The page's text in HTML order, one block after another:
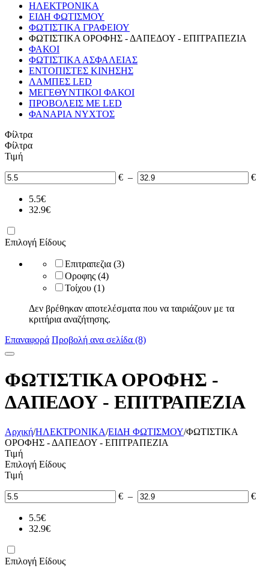
ΗΛΕΚΤΡΟΝΙΚΑ
ΕΙΔΗ ΦΩΤΙΣΜΟΥ
ΦΩΤΙΣΤΙΚΑ ΓΡΑΦΕΙΟΥ
ΦΩΤΙΣΤΙΚΑ ΟΡΟΦΗΣ - ΔΑΠΕΔΟΥ - ΕΠΙΤΡΑΠΕΖΙΑ
ΦΑΚΟΙ
ΦΩΤΙΣΤΙΚΑ ΑΣΦΑΛΕΙΑΣ
ΕΝΤΟΠΙΣΤΕΣ ΚΙΝΗΣΗΣ
ΛΑΜΠΕΣ LED
ΜΕΓΕΘΥΝΤΙΚΟΙ ΦΑΚΟΙ
ΠΡΟΒΟΛΕΙΣ ΜΕ LED
ΦΑΝΑΡΙΑ ΝΥΧΤΟΣ
Φίλτρα
Φίλτρα
Τιμή
€ – €
5.5€
32.9€
Επιλογή Είδους
Επιτραπεζια (3)
Οροφης (4)
Τοίχου (1)
Δεν βρέθηκαν αποτελέσματα που να ταιριάζουν με τα
κριτήρια αναζήτησης.
Επαναφορά Προβολή ανα σελίδα (8)
ΦΩΤΙΣΤΙΚΑ ΟΡΟΦΗΣ -
ΔΑΠΕΔΟΥ - ΕΠΙΤΡΑΠΕΖΙΑ
Αρχική/ΗΛΕΚΤΡΟΝΙΚΑ/ΕΙΔΗ ΦΩΤΙΣΜΟΥ/ΦΩΤΙΣΤΙΚΑ
ΟΡΟΦΗΣ - ΔΑΠΕΔΟΥ - ΕΠΙΤΡΑΠΕΖΙΑ
Τιμή
Επιλογή Είδους
Τιμή
€ – €
5.5€
32.9€
Επιλογή Είδους